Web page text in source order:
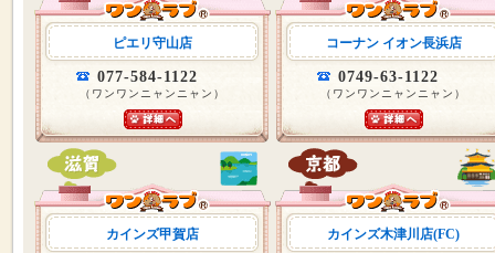
ピエリ守山店
077-584-1122
（ワンワンニャンニャン）
コーナン イオン長浜店
0749-63-1122
（ワンワンニャンニャン）
カインズ甲賀店 カインズ木津川店(FC)